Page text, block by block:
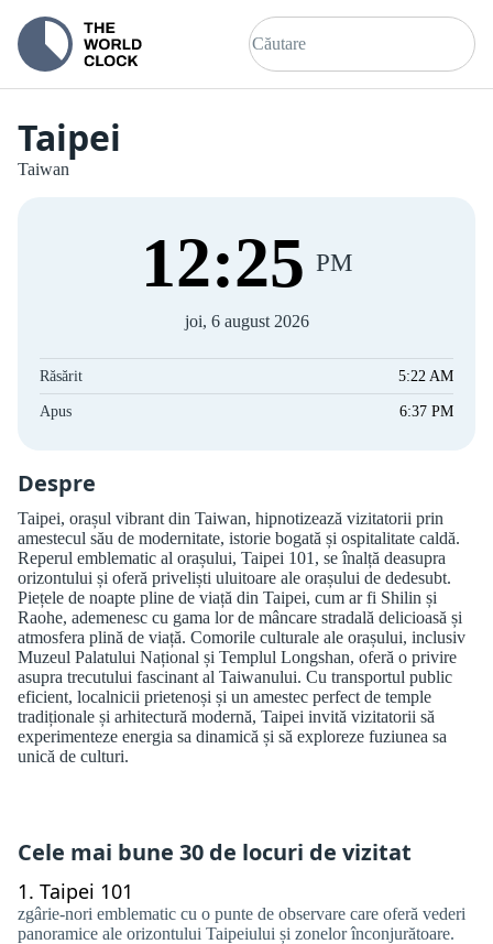
Taipei
Taiwan
12:25 PM
joi, 6 august 2026
Răsărit 5:22 AM
Apus 6:37 PM
Despre
Taipei, orașul vibrant din Taiwan, hipnotizează vizitatorii prin
amestecul său de modernitate, istorie bogată și ospitalitate caldă.
Reperul emblematic al orașului, Taipei 101, se înalță deasupra
orizontului și oferă priveliști uluitoare ale orașului de dedesubt.
Piețele de noapte pline de viață din Taipei, cum ar fi Shilin și
Raohe, ademenesc cu gama lor de mâncare stradală delicioasă și
atmosfera plină de viață. Comorile culturale ale orașului, inclusiv
Muzeul Palatului Național și Templul Longshan, oferă o privire
asupra trecutului fascinant al Taiwanului. Cu transportul public
eficient, localnicii prietenoși și un amestec perfect de temple
tradiționale și arhitectură modernă, Taipei invită vizitatorii să
experimenteze energia sa dinamică și să exploreze fuziunea sa
unică de culturi.
Cele mai bune 30 de locuri de vizitat
1. Taipei 101
zgârie-nori emblematic cu o punte de observare care oferă vederi
panoramice ale orizontului Taipeiului și zonelor înconjurătoare.